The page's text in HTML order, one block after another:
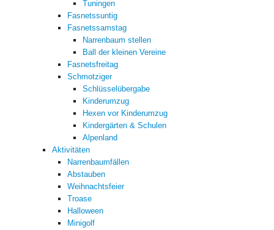
Tuningen
Fasnetssuntig
Fasnetssamstag
Narrenbaum stellen
Ball der kleinen Vereine
Fasnetsfreitag
Schmotziger
Schlüsselübergabe
Kinderumzug
Hexen vor Kinderumzug
Kindergärten & Schulen
Alpenland
Aktivitäten
Narrenbaumfällen
Abstauben
Weihnachtsfeier
Troase
Halloween
Minigolf